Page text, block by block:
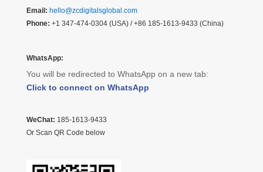
Email: hello@zcdigitalsglobal.com
Phone: +1 347-474-0304 (USA) / +86 185-1613-9433 (China)
WhatsApp:
You will be redirected to WhatsApp on a new tab:
Click to connect on WhatsApp
WeChat: 185-1613-9433
Or Scan QR Code below